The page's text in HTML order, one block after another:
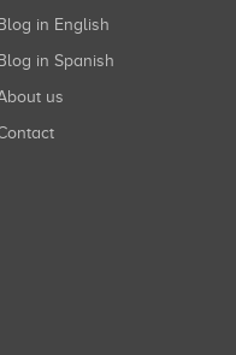
Blog in English
Blog in Spanish
About us
Contact